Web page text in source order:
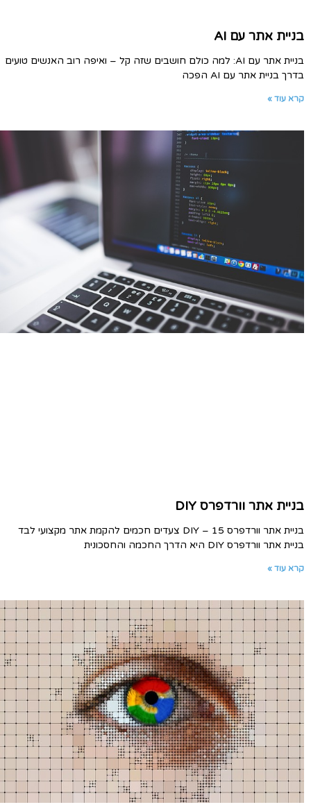
בניית אתר עם AI
בניית אתר עם AI: למה כולם חושבים שזה קל – ואיפה רוב האנשים טועים
בדרך בניית אתר עם AI הפכה
קרא עוד »
בניית אתר וורדפרס DIY
בניית אתר וורדפרס DIY – 15 צעדים חכמים להקמת אתר מקצועי לבד
בניית אתר וורדפרס DIY היא הדרך החכמה והחסכונית
קרא עוד »